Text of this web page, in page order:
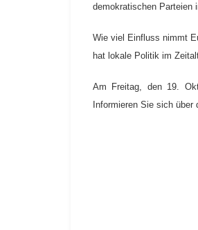
demokratischen Parteien
Wie viel Einfluss nimmt
hat lokale Politik im
Am Freitag, den 19.
Informieren Sie sich